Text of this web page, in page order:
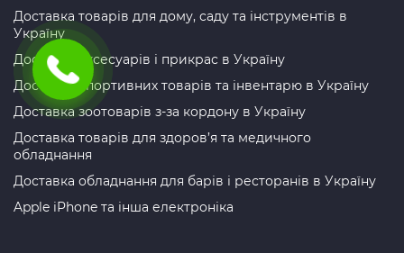
Доставка товарів для дому, саду та інструментів в
Україну
Доставка аксесуарів і прикрас в Україну
Доставка спортивних товарів та інвентарю в Україну
Доставка зоотоварів з-за кордону в Україну
Доставка товарів для здоров’я та медичного
обладнання
Доставка обладнання для барів і ресторанів в Україну
Apple iPhone та інша електроніка